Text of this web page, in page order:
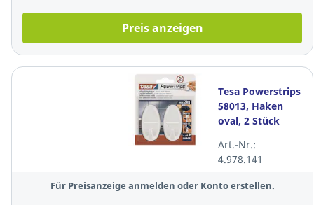
Preis anzeigen
Tesa Powerstrips
58013, Haken
oval, 2 Stück
Art.-Nr.:
4.978.141
Für Preisanzeige anmelden oder Konto erstellen.